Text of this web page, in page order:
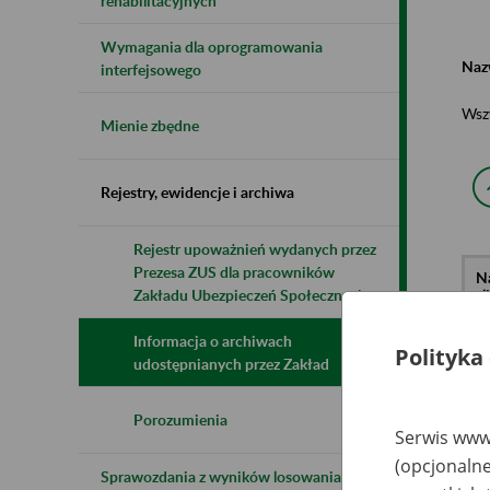
Wymagania dla oprogramowania
interfejsowego
Mienie zbędne
Rejestry, ewidencje i archiwa
Rejestr upoważnień wydanych przez
Prezesa ZUS dla pracowników
Zakładu Ubezpieczeń Społecznych
Informacja o archiwach
udostępnianych przez Zakład
Porozumienia
Sprawozdania z wyników losowania do
Polityka
Serwis